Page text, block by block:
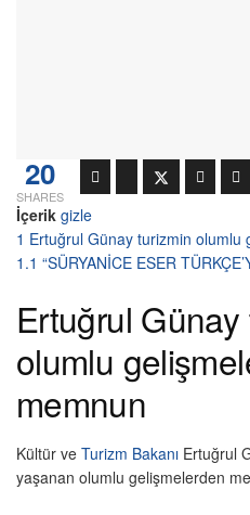
20
SHARES
İçerik gizle
1 Ertuğrul Günay turizmin olumlu
1.1 “SÜRYANİCE ESER
Ertuğrul Günay
olumlu
memnun
Kültür ve Turizm Bakanı Ertuğrul
yaşanan olumlu gelişmelerden